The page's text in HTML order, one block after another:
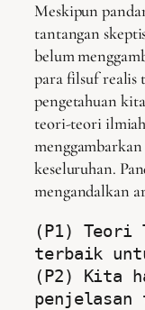
Meskipun
tantangan
belum
para filsuf realis
pengetahuan
teori-teori
keseluruhan.
mengandalkan
(P1) Teori
terbaik
(P2) Kita
penjelasan